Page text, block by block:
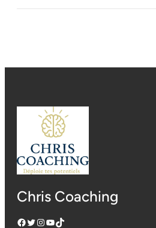
Chris Coaching
Facebook Twitter InstagramYouTube TikTok